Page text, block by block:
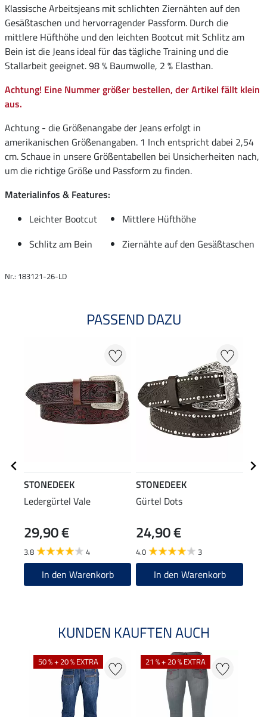
Klassische Arbeitsjeans mit schlichten Ziernähten auf den
Gesäßtaschen und hervorragender Passform. Durch die
mittlere Hüfthöhe und den leichten Bootcut mit Schlitz am
Bein ist die Jeans ideal für das tägliche Training und die
Stallarbeit geeignet. 98 % Baumwolle, 2 % Elasthan.
Achtung! Eine Nummer größer bestellen, der Artikel fällt klein
aus.
Achtung - die Größenangabe der Jeans erfolgt in
amerikanischen Größenangaben. 1 Inch entspricht dabei 2,54
cm. Schaue in unsere Größentabellen bei Unsicherheiten nach,
um die richtige Größe und Passform zu finden.
Materialinfos & Features:
Leichter Bootcut
Mittlere Hüfthöhe
Schlitz am Bein
Ziernähte auf den Gesäßtaschen
Nr.: 183121-26-LD
PASSEND DAZU
STONEDEEK
Ledergürtel Vale
29,90 €
3.8 4
In den Warenkorb
STONEDEEK
Gürtel Dots
24,90 €
4.0 3
In den Warenkorb
KUNDEN KAUFTEN AUCH
50 % + 20 % EXTRA 21 % + 20 % EXTRA